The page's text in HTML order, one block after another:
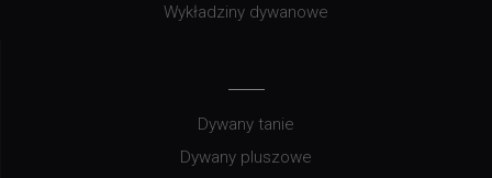
Wykładziny dywanowe
Dywany tanie
Dywany pluszowe